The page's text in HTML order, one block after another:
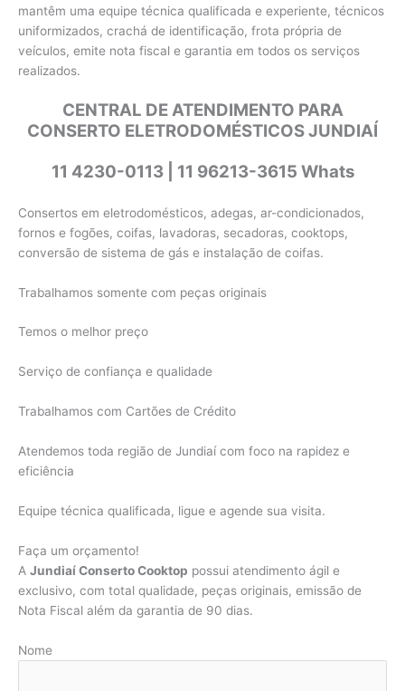
mantêm uma equipe técnica qualificada e experiente, técnicos
uniformizados, crachá de identificação, frota própria de
veículos, emite nota fiscal e garantia em todos os serviços
realizados.
CENTRAL DE ATENDIMENTO PARA
CONSERTO ELETRODOMÉSTICOS JUNDIAÍ
11 4230-0113 | 11 96213-3615 Whats
Consertos em eletrodomésticos, adegas, ar-condicionados,
fornos e fogões, coifas, lavadoras, secadoras, cooktops,
conversão de sistema de gás e instalação de coifas.
Trabalhamos somente com peças originais
Temos o melhor preço
Serviço de confiança e qualidade
Trabalhamos com Cartões de Crédito
Atendemos toda região de Jundiaí com foco na rapidez e
eficiência
Equipe técnica qualificada, ligue e agende sua visita.
Faça um orçamento!
A Jundiaí Conserto Cooktop possui atendimento ágil e
exclusivo, com total qualidade, peças originais, emissão de
Nota Fiscal além da garantia de 90 dias.
Nome